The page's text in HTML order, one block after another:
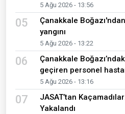
5 Ağu 2026 - 13:56
05
Çanakkale
yangını
5 Ağu 2026 - 13:22
06
Çanakkale
geçiren personel
5 Ağu 2026 - 13:16
07
JASAT’tan
Yakalandı